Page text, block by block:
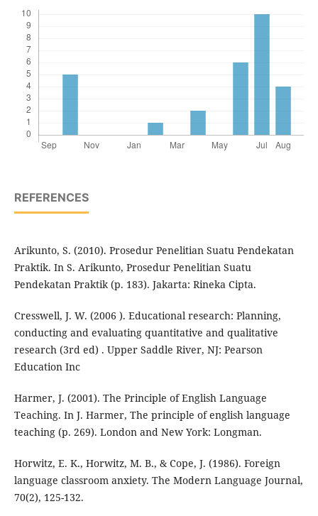
REFERENCES
Arikunto, S. (2010). Prosedur Penelitian Suatu Pendekatan
Praktik. In S. Arikunto, Prosedur Penelitian Suatu
Pendekatan Praktik (p. 183). Jakarta: Rineka Cipta.
Cresswell, J. W. (2006 ). Educational research: Planning,
conducting and evaluating quantitative and qualitative
research (3rd ed) . Upper Saddle River, NJ: Pearson
Education Inc
Harmer, J. (2001). The Principle of English Language
Teaching. In J. Harmer, The principle of english language
teaching (p. 269). London and New York: Longman.
Horwitz, E. K., Horwitz, M. B., & Cope, J. (1986). Foreign
language classroom anxiety. The Modern Language Journal,
70(2), 125-132.